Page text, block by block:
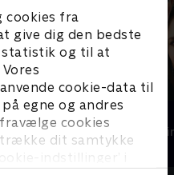
cookies fra
give dig den bedste
statistik og til at
cookie-data til
egne og andres
cookies
dit samtykke
indstillinger’ i
Top Dog
Krimi &